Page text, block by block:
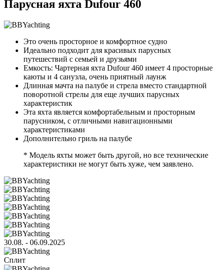
Парусная яхта Dufour 460
Это очень просторное и комфортное судно
Идеально подходит для красивых парусных
путешествий с семьей и друзьями
Емкость: Чартерная яхта Dufour 460 имеет 4 просторные
каюты и 4 санузла, очень приятный лаунж
Длинная мачта на палубе и стрела вместо стандартной
поворотной стрелы для еще лучших парусных
характеристик
Эта яхта является комфортабельным и просторным
парусником, с отличными навигационными
характеристиками
Дополнительно гриль на палубе
* Модель яхты может быть другой, но все технические
характеристики не могут быть хуже, чем заявлено.
30.08. - 06.09.2025
Сплит